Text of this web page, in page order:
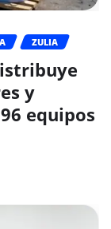
ZULIA
y
equipos